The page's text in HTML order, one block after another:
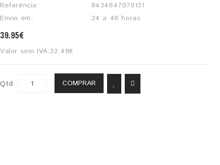
Referência:
8434847070131
Envio em:
24 a 48 horas
39.95€
Valor sem IVA:32.48€
Qtd COMPRAR